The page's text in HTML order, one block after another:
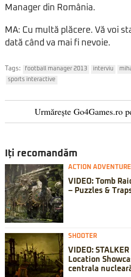
Manager din România.
MA: Cu multă plăcere. Vă voi
dată când va mai fi nevoie.
Tags: football manager 2013 interviu
sports interactive
Urmărește Go4Games.ro
Iți recomandăm
ACTION ADVENTURE
VIDEO: Tomb
– Puzzles &
SHOOTER
VIDEO:
Location
centrala